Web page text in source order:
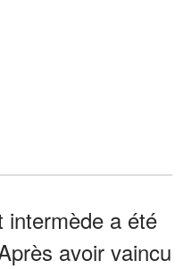
intermède a été
avoir vaincu